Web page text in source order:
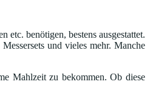
benötigen, bestens ausgestattet.
und vieles mehr. Manche
Mahlzeit zu bekommen. Ob diese